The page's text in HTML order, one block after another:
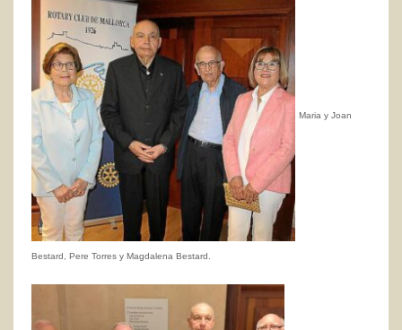
Maria y Joan
Bestard, Pere Torres y Magdalena Bestard.